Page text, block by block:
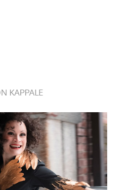
KAPPALE